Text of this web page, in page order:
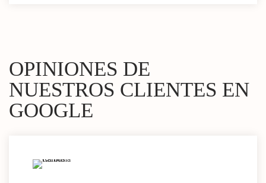
OPINIONES DE
NUESTROS CLIENTES EN
GOOGLE